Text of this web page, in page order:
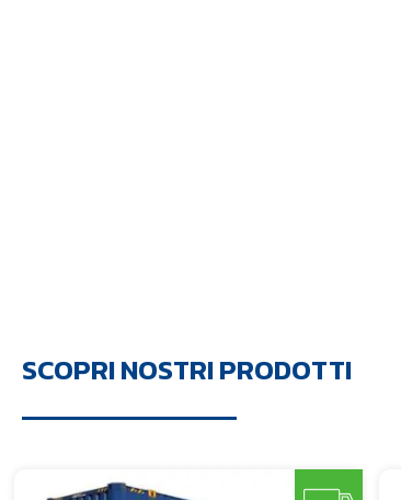
SCOPRI NOSTRI PRODOTTI